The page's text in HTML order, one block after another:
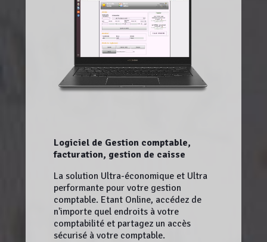
Logiciel de Gestion comptable,
facturation, gestion de caisse
La solution Ultra-économique et Ultra
performante pour votre gestion
comptable. Etant Online, accédez de
n'importe quel endroits à votre
comptabilité et partagez un accès
sécurisé à votre comptable.